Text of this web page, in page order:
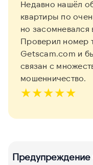
Недавно нашёл
квартиры по
но засомневался
Проверил номер
Getscam.com и
связан с
мошенничество.
★★★★★
Предупреждение